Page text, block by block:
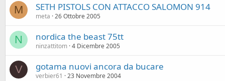
M SETH PISTOLS CON ATTACCO SALOMON 914
meta 26 Ottobre 2005
N nordica the beast 75tt
ninzattitom 4 Dicembre 2005
V gotama nuovi ancora da bucare
verbier61 23 Novembre 2004